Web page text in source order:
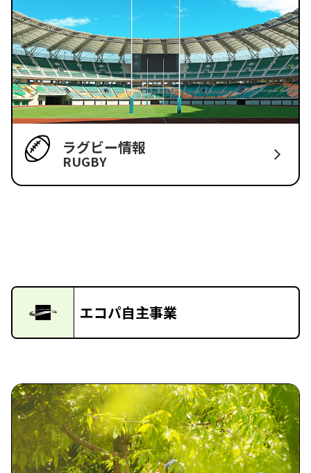
ラグビー情報
RUGBY
エコパ自主事業